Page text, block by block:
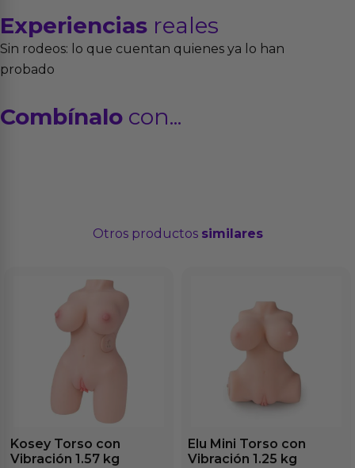
Experiencias reales
Sin rodeos: lo que cuentan quienes ya lo han
probado
Combínalo con...
Otros productos similares
Kosey Torso con
Vibración 1.57 kg
Elu Mini Torso con
Vibración 1.25 kg